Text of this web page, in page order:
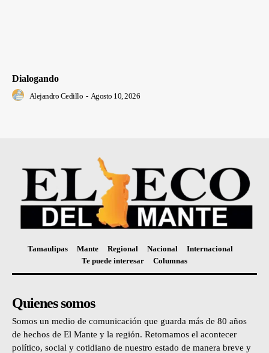
Dialogando
Alejandro Cedillo - Agosto 10, 2026
Tamaulipas Mante Regional Nacional
Internacional
Te puede interesar
Columnas
Quienes somos
Somos un medio de comunicación que guarda más de 80 años
de hechos de El Mante y la región. Retomamos el acontecer
político, social y cotidiano de nuestro estado de manera breve y